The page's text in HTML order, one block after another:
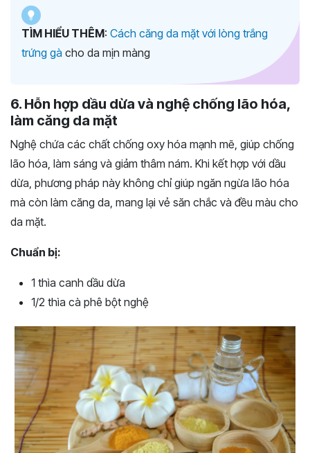
TÌM HIỂU THÊM: Cách căng da mặt với lòng trắng
trứng gà cho da mịn màng
6. Hỗn hợp dầu dừa và nghệ chống lão hóa,
làm căng da mặt
Nghệ chứa các chất chống oxy hóa mạnh mẽ, giúp chống
lão hóa, làm sáng và giảm thâm nám. Khi kết hợp với dầu
dừa, phương pháp này không chỉ giúp ngăn ngừa lão hóa
mà còn làm căng da, mang lại vẻ săn chắc và đều màu cho
da mặt.
Chuẩn bị:
1 thìa canh dầu dừa
1/2 thìa cà phê bột nghệ